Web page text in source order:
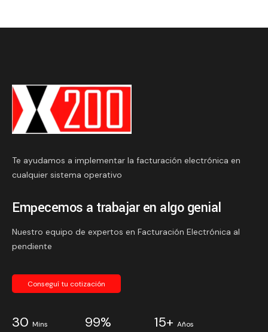
Te ayudamos a implementar la facturación electrónica en
cualquier sistema operativo
Empecemos a trabajar en algo genial
Nuestro equipo de expertos en Facturación Electrónica al
pendiente
Conseguí tu cotización
30 Mins
99% 15+ Años